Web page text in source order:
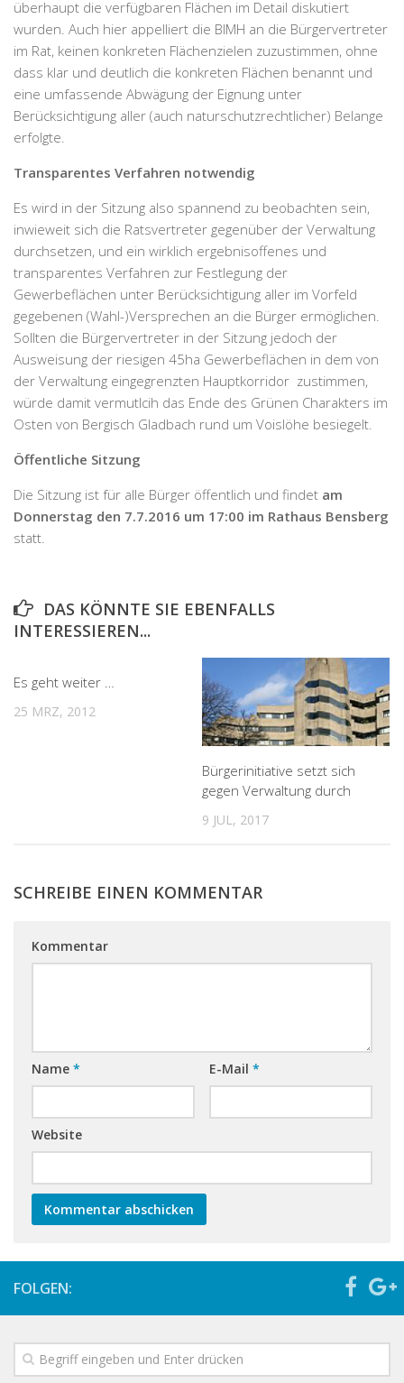
überhaupt die verfügbaren Flächen im Detail diskutiert
wurden. Auch hier appelliert die BIMH an die Bürgervertreter
im Rat, keinen konkreten Flächenzielen zuzustimmen, ohne
dass klar und deutlich die konkreten Flächen benannt und
eine umfassende Abwägung der Eignung unter
Berücksichtigung aller (auch naturschutzrechtlicher) Belange
erfolgte.
Transparentes Verfahren notwendig
Es wird in der Sitzung also spannend zu beobachten sein,
inwieweit sich die Ratsvertreter gegenüber der Verwaltung
durchsetzen, und ein wirklich ergebnisoffenes und
transparentes Verfahren zur Festlegung der
Gewerbeflächen unter Berücksichtigung aller im Vorfeld
gegebenen (Wahl-)Versprechen an die Bürger ermöglichen.
Sollten die Bürgervertreter in der Sitzung jedoch der
Ausweisung der riesigen 45ha Gewerbeflächen in dem von
der Verwaltung eingegrenzten Hauptkorridor zustimmen,
würde damit vermutlcih das Ende des Grünen Charakters im
Osten von Bergisch Gladbach rund um Voislöhe besiegelt.
Öffentliche Sitzung
Die Sitzung ist für alle Bürger öffentlich und findet am
Donnerstag den 7.7.2016 um 17:00 im Rathaus Bensberg
statt.
DAS KÖNNTE SIE EBENFALLS
INTERESSIEREN...
Es geht weiter …
25 MRZ, 2012
Bürgerinitiative setzt sich
gegen Verwaltung durch
9 JUL, 2017
SCHREIBE EINEN KOMMENTAR
Kommentar
Name * E-Mail *
Website
FOLGEN: